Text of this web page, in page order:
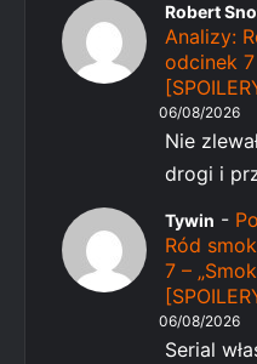
Robert
Analizy:
odcinek 7
06/08/2026
Nie
drogi i
Tywin -
Ród
7 –
06/08/2026
Serial